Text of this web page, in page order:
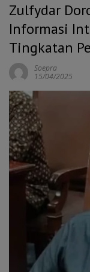
Zulfydar
Informasi
Tingkatan
Soepra
15/04/2025